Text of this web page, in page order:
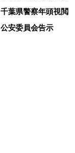
千葉県警察年頭視閲
公安委員会告示